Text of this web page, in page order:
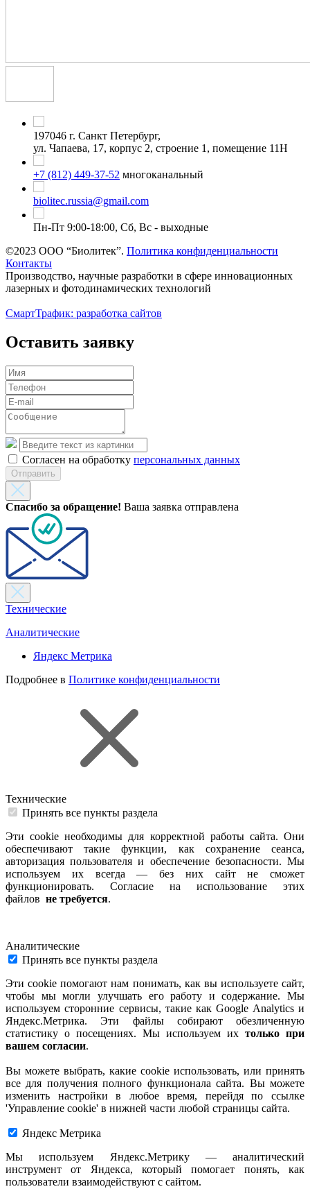
197046 г. Санкт Петербург,
ул. Чапаева, 17, корпус 2, строение 1, помещение 11Н
+7 (812) 449-37-52 многоканальный
biolitec.russia@gmail.com
Пн-Пт 9:00-18:00, Сб, Вс - выходные
©2023 ООО “Биолитек”. Политика конфиденциальности
Контакты
Производство, научные разработки в сфере инновационных
лазерных и фотодинамических технологий
СмартТрафик: разработка сайтов
Оставить заявку
Согласен на обработку персональных данных
Отправить
Спасибо за обращение! Ваша заявка отправлена
Технические
Аналитические
Яндекс Метрика
Подробнее в Политике конфиденциальности
Технические
Принять все пункты раздела
Эти cookie необходимы для корректной работы сайта. Они
обеспечивают такие функции, как сохранение сеанса,
авторизация пользователя и обеспечение безопасности. Мы
используем их всегда — без них сайт не сможет
функционировать. Согласие на использование этих
файлов не требуется.
Аналитические
Принять все пункты раздела
Эти cookie помогают нам понимать, как вы используете сайт,
чтобы мы могли улучшать его работу и содержание. Мы
используем сторонние сервисы, такие как Google Analytics и
Яндекс.Метрика. Эти файлы собирают обезличенную
статистику о посещениях. Мы используем их только при
вашем согласии.
Вы можете выбрать, какие cookie использовать, или принять
все для получения полного функционала сайта. Вы можете
изменить настройки в любое время, перейдя по ссылке
'Управление cookie' в нижней части любой страницы сайта.
Яндекс Метрика
Мы используем Яндекс.Метрику — аналитический
инструмент от Яндекса, который помогает понять, как
пользователи взаимодействуют с сайтом.